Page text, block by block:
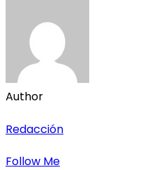
Author
Redacción
Follow Me